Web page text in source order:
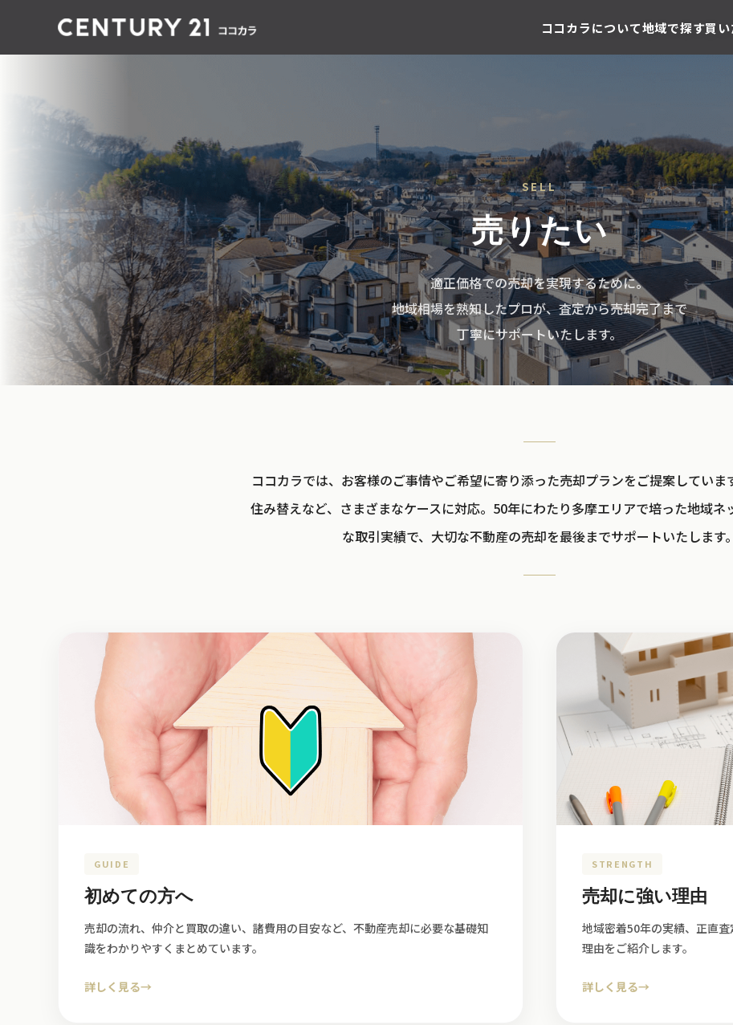
ココカラについて地域で探す買
SELL
売りたい
適正価格での売却を実現するために。
地域相場を熟知したプロが、査定から売却完了まで
丁寧にサポートいたします。
ココカラでは、お客様のご事情やご希望に寄り添った売却プランをご提案していま
住み替えなど、さまざまなケースに対応。50年にわたり多摩エリアで培った地域ネ
な取引実績で、大切な不動産の売却を最後までサポートいたします。
GUIDE
初めての方へ
売却の流れ、仲介と買取の違い、諸費用の目安など、不動産売却に必要な基礎知
識をわかりやすくまとめています。
詳しく見る→
STRENGTH
売却に強い理由
地域密着50年の実績、正直
理由をご紹介します。
詳しく見る→